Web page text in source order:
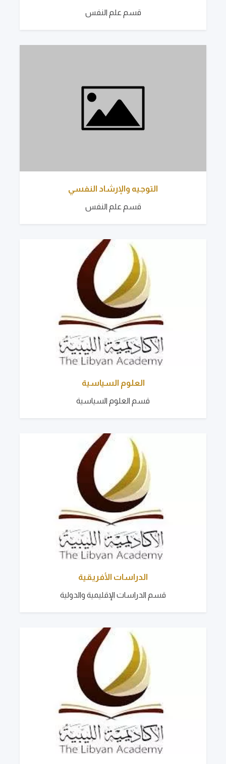
قسم علم النفس
التوجيه والإرشاد النفسي
قسم علم النفس
العلوم السياسية
قسم العلوم السياسية
الدراسات الأفريقية
قسم الدراسات الإقليمية والدولية